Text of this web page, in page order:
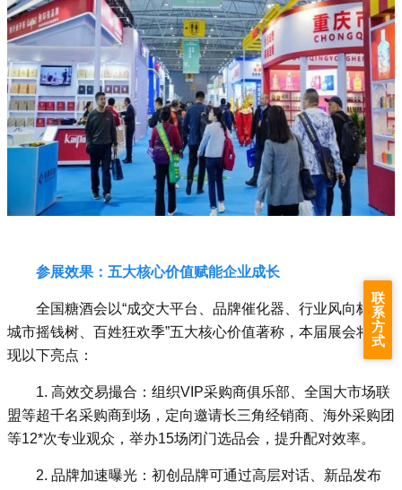
参展效果：五大核心价值赋能企业成长
全国糖酒会以“成交大平台、品牌催化器、行业风向标、
城市摇钱树、百姓狂欢季”五大核心价值著称，本届展会将呈
现以下亮点：
1. 高效交易撮合：组织VIP采购商俱乐部、全国大市场联
盟等超千名采购商到场，定向邀请长三角经销商、海外采购团
等12*次专业观众，举办15场闭门选品会，提升配对效率。
2. 品牌加速曝光：初创品牌可通过高层对话、新品发布
联
系
方
式